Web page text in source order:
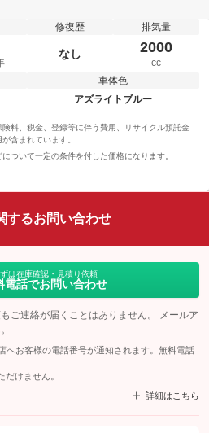
修復歴
なし
排気量
2000
cc
車体色
アズライトブルー
料、税金、登録等に伴う費用、リサイクル預託金
含まれています。
ついて一定の条件を付した価格になります。
するお問い合わせ
ずは在庫確認・見積り依頼
電話でお問い合わせ
ご連絡が届くことはありません。 メールア
お客様の電話番号が通知されます。無料電話
けません。
詳細はこちら